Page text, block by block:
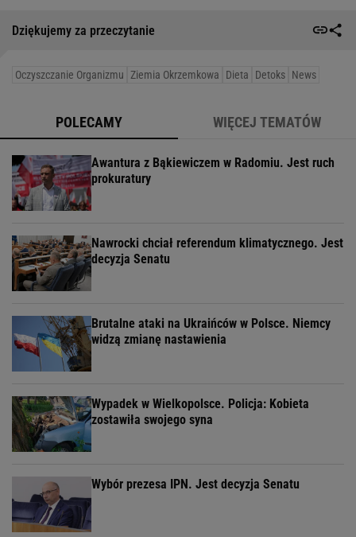
Dziękujemy za przeczytanie
Oczyszczanie Organizmu Ziemia Okrzemkowa Dieta Detoks News
POLECAMY WIĘCEJ TEMATÓW
Awantura z Bąkiewiczem w Radomiu. Jest ruch
prokuratury
Nawrocki chciał referendum klimatycznego. Jest
decyzja Senatu
Brutalne ataki na Ukraińców w Polsce. Niemcy
widzą zmianę nastawienia
Wypadek w Wielkopolsce. Policja: Kobieta
zostawiła swojego syna
Wybór prezesa IPN. Jest decyzja Senatu